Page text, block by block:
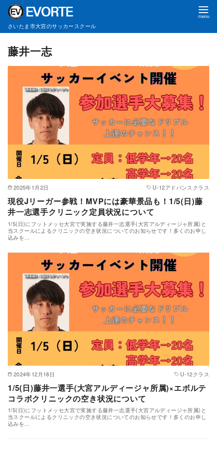
さいたま市大宮のサッカースクール
藤井一志
2025年1月2日 U-12アドバンスクラス
現役Jリーガー参戦！MVPには豪華景品も！1/5(日)藤
井一志選手クリニック定員状況について
1/5(日)にフットメッセ大宮で実施する藤井一志選手(大宮アルディージャ所属)と
当スクールによるクリニックの空き状況についてのお知らせです！多くのお申し
込みを…
2024年12月18日 U-12クラス
1/5(日)藤井一選手(大宮アルディージャ所属)×エボルテ
コラボクリニックの空き状況について
1/5(日)にフットメッセ大宮で実施する藤井一志選手(大宮アルディージャ所属)と
当スクールによるクリニックの空き状況についてのお知らせです！多くのお申し
込みを…